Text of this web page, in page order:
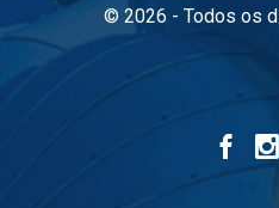
© 2026 - Todos os